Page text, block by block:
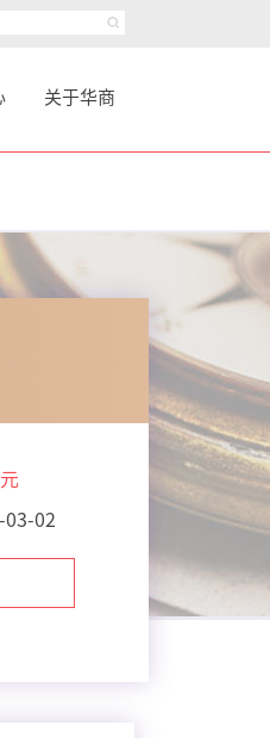
关于华商
03-02